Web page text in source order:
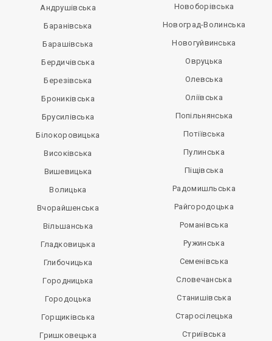
Андрушівська
Баранівська
Барашівська
Бердичівська
Березівська
Брониківська
Брусилівська
Білокоровицька
Високівська
Вишевицька
Волицька
Вчорайшенська
Вільшанська
Гладковицька
Глибочицька
Городницька
Городоцька
Горщиківська
Гришковецька
Новоборівська
Новоград-Волинська
Новогуйвинська
Овруцька
Олевська
Оліївська
Попільнянська
Потіївська
Пулинська
Піщівська
Радомишльська
Райгородоцька
Романівська
Ружинська
Семенівська
Словечанська
Станишівська
Старосілецька
Стриївська